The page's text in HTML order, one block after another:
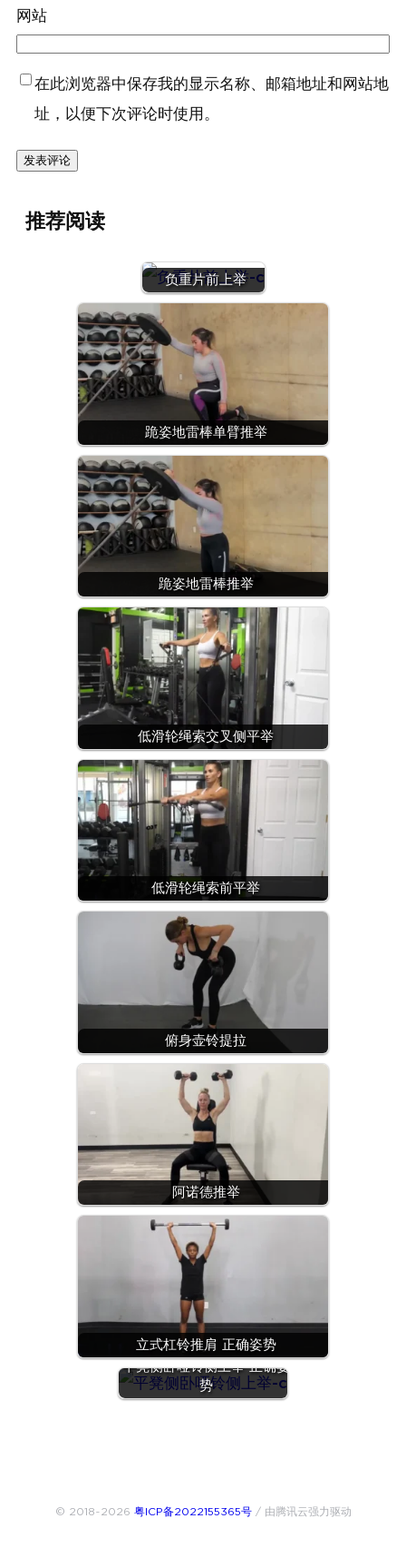
网站
在此浏览器中保存我的显示名称、邮箱地址和网站地
址，以便下次评论时使用。
推荐阅读
负重片前上举
跪姿地雷棒单臂推举
跪姿地雷棒推举
低滑轮绳索交叉侧平举
低滑轮绳索前平举
俯身壶铃提拉
阿诺德推举
立式杠铃推肩 正确姿势
平凳侧卧哑铃侧上举 正确姿
势
© 2018~2026 粤ICP备2022155365号/ 由腾讯云强力驱动